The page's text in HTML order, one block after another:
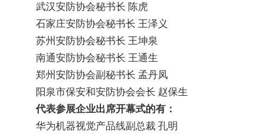
武汉安防协会秘书长 陈虎
石家庄安防协会秘书长 王泽义
苏州安防协会秘书长 王坤泉
南通安防协会秘书长 王通生
郑州安防协会副秘书长 孟丹凤
阳泉市保安和安防协会会长 赵保生
代表参展企业出席开幕式的有：
华为机器视觉产品线副总裁 孔明